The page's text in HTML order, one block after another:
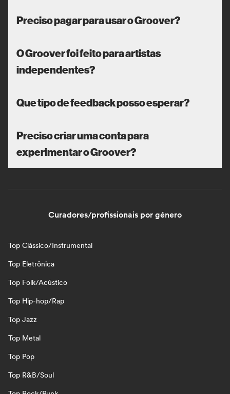
Preciso pagar para usar o Groover?
O Groover foi feito para artistas
independentes?
Que tipo de feedback posso esperar?
Preciso criar uma conta para
experimentar o Groover?
Curadores/profissionais por género
Top Clássico/Instrumental
Top Eletrônica
Top Folk/Acústico
Top Hip-hop/Rap
Top Jazz
Top Metal
Top Pop
Top R&B/Soul